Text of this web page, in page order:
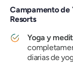
Campamento de
Resorts
Yoga y
diarias de